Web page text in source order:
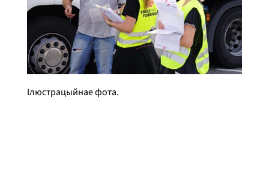
Ілюстрацыйнае фота.